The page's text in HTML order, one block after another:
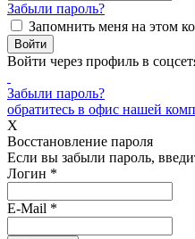
Забыли пароль?
Запомнить меня на этом
Войти через профиль в
Забыли пароль?
обратитесь в офис нашей
X
Восстановление пароля
Если вы забыли пароль,
Логин *
E-Mail *